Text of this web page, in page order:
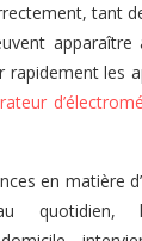
tant
apparaître
rapidement les
en matière
quotidien,